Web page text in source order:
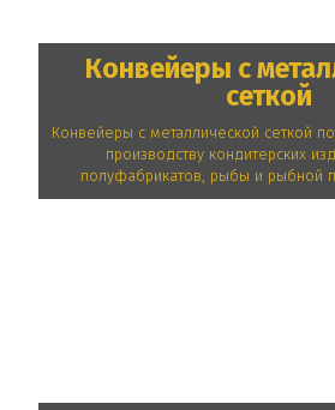
Конвейеры с
сеткой
Конвейеры с металлической сеткой
производству кондитерских
полуфабрикатов, рыбы и рыбной